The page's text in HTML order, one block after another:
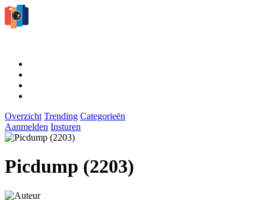
Overzicht Trending Categorieën
Aanmelden Insturen
Picdump (2203)